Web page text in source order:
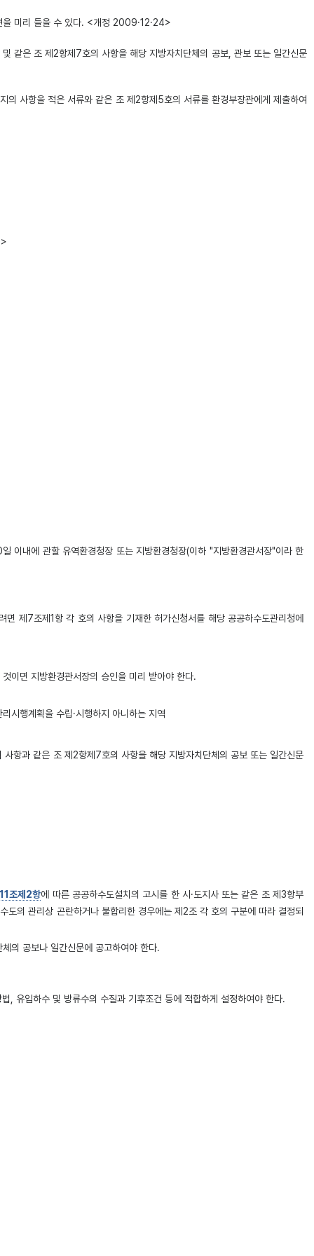
을 미리 들을 수 있다. <개정 2009·12·24>
같은 조 제2항제7호의 사항을 해당 지방자치단체의 공보, 관보 또는 일간신문
사항을 적은 서류와 같은 조 제2항제5호의 서류를 환경부장관에게 제출하여
이내에 관할 유역환경청장 또는 지방환경청장(이하 "지방환경관서장"이라 한
제7조제1항 각 호의 사항을 기재한 허가신청서를 해당 공공하수도관리청에
이면 지방환경관서장의 승인을 미리 받아야 한다.
시행계획을 수립·시행하지 아니하는 지역
항과 같은 조 제2항제7호의 사항을 해당 지방자치단체의 공보 또는 일간신문
조제2항에 따른 공공하수도설치의 고시를 한 시·도지사 또는 같은 조 제3항부
의 관리상 곤란하거나 불합리한 경우에는 제2조 각 호의 구분에 따라 결정되
의 공보나 일간신문에 공고하여야 한다.
, 유입하수 및 방류수의 수질과 기후조건 등에 적합하게 설정하여야 한다.